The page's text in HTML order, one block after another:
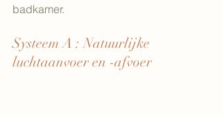
badkamer.
Systeem A : Natuurlijke
luchtaanvoer en -afvoer